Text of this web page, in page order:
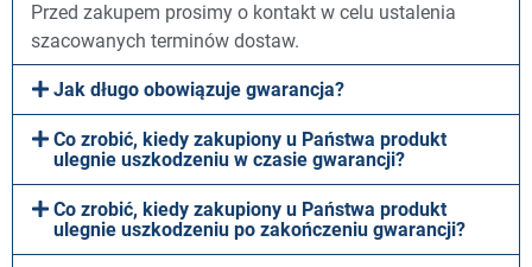
Przed zakupem prosimy o kontakt w celu ustalenia
szacowanych terminów dostaw.
Jak długo obowiązuje gwarancja?
Co zrobić, kiedy zakupiony u Państwa produkt
ulegnie uszkodzeniu w czasie gwarancji?
Co zrobić, kiedy zakupiony u Państwa produkt
ulegnie uszkodzeniu po zakończeniu gwarancji?